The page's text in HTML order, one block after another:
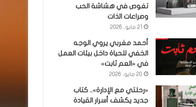
تغوص في هشاشة الحب
وصراعات الذات
21 مايو، 2026
أحمد مغربي يروي الوجه
الخفي للحياة داخل بيئات العمل
في «العم ثابت»
20 مايو، 2026
«رحلتي مع الإدارة».. كتاب
جديد يكشف أسرار القيادة